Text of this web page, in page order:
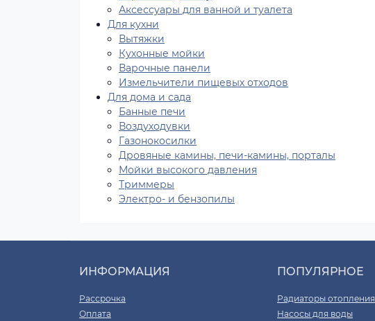
Аксессуары для ванной и туалета
Для кухни
Вытяжки
Кухонные мойки
Варочные панели
Измельчители пищевых отходов
Для дома и сада
Банные печи
Воздуходувки
Газонокосилки
Дровяные камины, печи-камины, порталы
Мойки высокого давления
Триммеры
Электро- и бензопилы
ИНФОРМАЦИЯ
Рассрочка
Оплата
ПОПУЛЯРНОЕ
Радиаторы отопления
Насосы для воды